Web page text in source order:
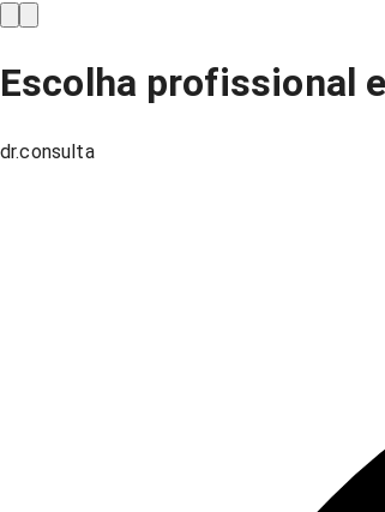
Escolha profissional
dr.consulta